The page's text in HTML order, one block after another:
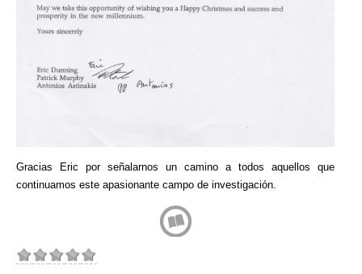
Gracias Eric por señalarnos un camino a todos aquellos que
continuamos este apasionante campo de investigación.